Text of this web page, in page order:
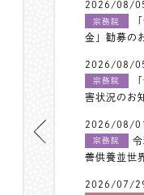
2026/08/
宗務院
金」勧募の
2026/08/
宗務院
害状況のお
2026/08/01
宗務院
善供養並世
2026/07/